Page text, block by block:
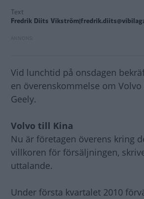
Text
Fredrik Diits
Vid lunchtid på onsdagen
en överenskommelse om
Geely.
Volvo till Kina
Nu är företagen överens kring
villkoren för försäljningen,
uttalande.
Under första kvartalet 2010